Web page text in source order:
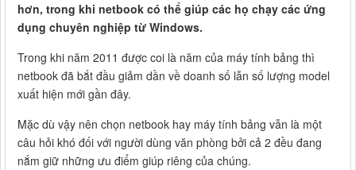
hơn, trong khi netbook có thể giúp các họ chạy các ứng
dụng chuyên nghiệp từ Windows.
Trong khi năm 2011 được coi là năm của máy tính bảng thì
netbook đã bắt đầu giảm dần về doanh số lẫn số lượng model
xuất hiện mới gần đây.
Mặc dù vậy nên chọn netbook hay máy tính bảng vẫn là một
câu hỏi khó đối với người dùng văn phòng bởi cả 2 đều đang
nắm giữ những ưu điểm giúp riêng của chúng.